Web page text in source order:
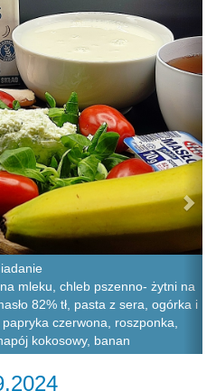
mleku, chleb pszenno- żytni na
82% tł, pasta z sera, ogórka i
czerwona, roszponka,
kokosowy, banan